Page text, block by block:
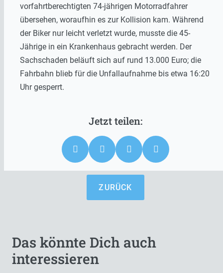
vorfahrtberechtigten 74-jährigen Motorradfahrer
übersehen, woraufhin es zur Kollision kam. Während
der Biker nur leicht verletzt wurde, musste die 45-
Jährige in ein Krankenhaus gebracht werden. Der
Sachschaden beläuft sich auf rund 13.000 Euro; die
Fahrbahn blieb für die Unfallaufnahme bis etwa 16:20
Uhr gesperrt.
ZURÜCK
Das könnte Dich auch
interessieren